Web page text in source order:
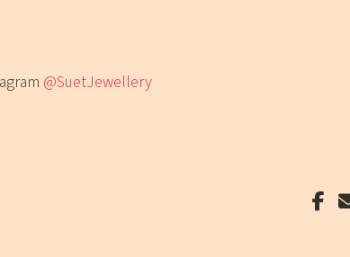
@SuetJewellery